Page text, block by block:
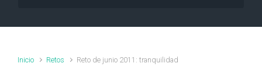
Inicio Retos Reto de junio 2011: tranquilidad